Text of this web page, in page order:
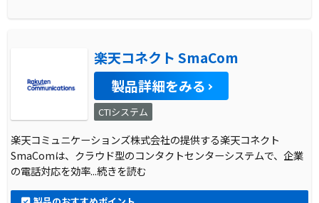
楽天コネクト SmaCom
製品詳細をみる
CTIシステム
楽天コミュニケーションズ株式会社の提供する楽天コネクト
SmaComは、クラウド型のコンタクトセンターシステムで、企業
の電話対応を効率...続きを読む